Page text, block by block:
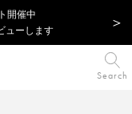
開催中
ューします
Search